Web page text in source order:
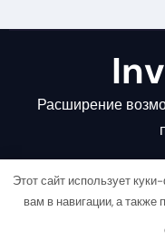
Расширение
Copyright © All rights
Этот сайт использует
вам в навигации, а